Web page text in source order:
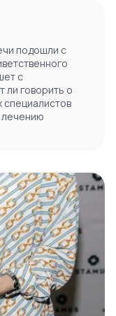
подошли с
с
ли говорить о
специалистов
лечению